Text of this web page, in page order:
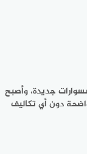
جديدة، وأصبح
واضحة دون أي تكاليف